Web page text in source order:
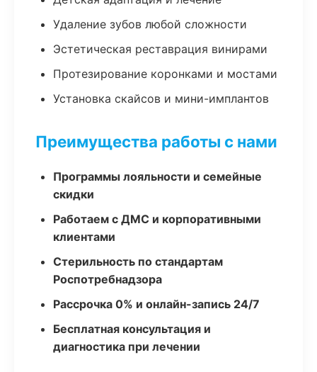
Удаление зубов любой сложности
Эстетическая реставрация винирами
Протезирование коронками и мостами
Установка скайсов и мини-имплантов
Преимущества работы с нами
Программы лояльности и семейные
скидки
Работаем с ДМС и корпоративными
клиентами
Стерильность по стандартам
Роспотребнадзора
Рассрочка 0% и онлайн-запись 24/7
Бесплатная консультация и
диагностика при лечении